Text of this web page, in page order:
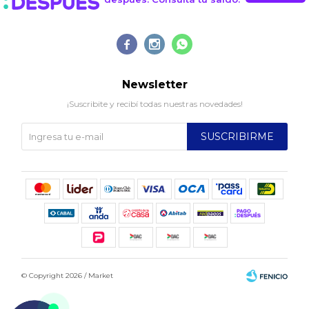
  
Newsletter
¡Suscribite y recibí todas nuestras novedades!
SUSCRIBIRME
© Copyright 2026 / Market